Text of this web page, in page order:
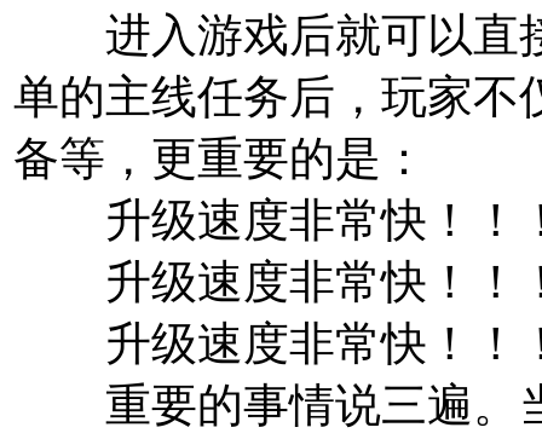
进入游戏后就可以直
单的主线任务后，玩家不
备等，更重要的是：
升级速度非常快！！
升级速度非常快！！
升级速度非常快！！
重要的事情说三遍。